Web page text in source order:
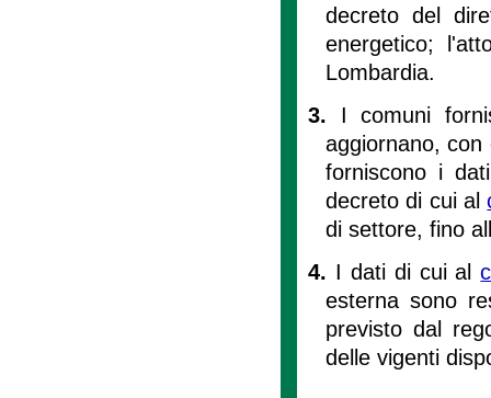
decreto del
energetico;
Lombardia.
3. I comuni
aggiornano,
forniscono i
decreto di cui al
di settore, fino
4. I dati di cui al
esterna sono
previsto dal
delle vigenti